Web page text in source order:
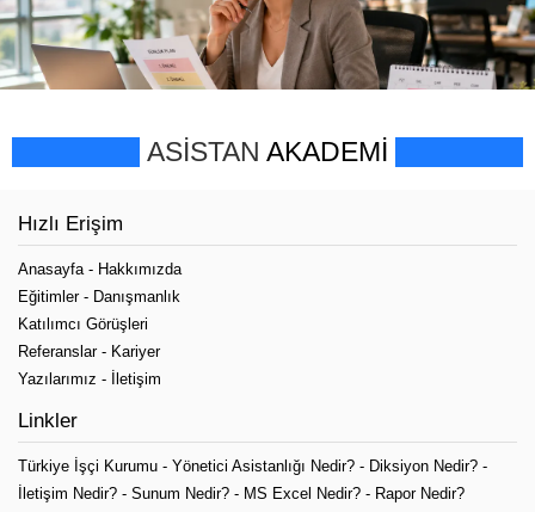
ASİSTAN AKADEMİ
Hızlı Erişim
Anasayfa- Hakkımızda
Eğitimler- Danışmanlık
Katılımcı Görüşleri
Referanslar- Kariyer
Yazılarımız - İletişim
Linkler
Türkiye İşçi Kurumu - Yönetici Asistanlığı Nedir? - Diksiyon Nedir? -
İletişim Nedir? - Sunum Nedir? - MS Excel Nedir? - Rapor Nedir?